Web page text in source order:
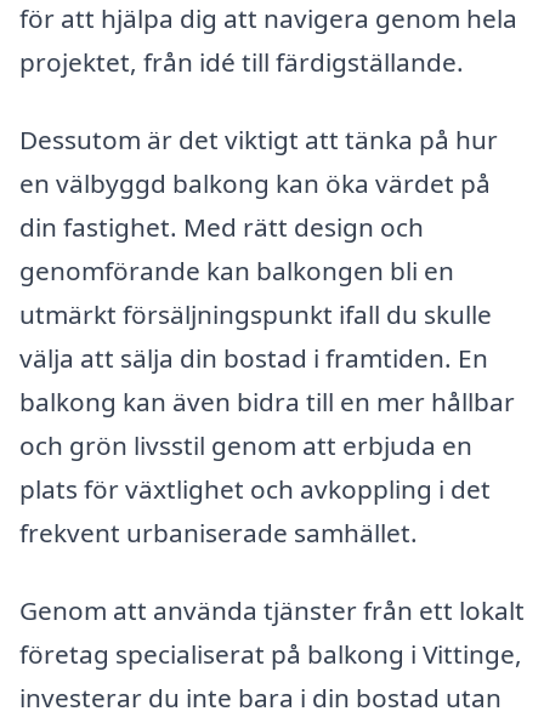
för att hjälpa dig att navigera genom hela
projektet, från idé till färdigställande.
Dessutom är det viktigt att tänka på hur
en välbyggd balkong kan öka värdet på
din fastighet. Med rätt design och
genomförande kan balkongen bli en
utmärkt försäljningspunkt ifall du skulle
välja att sälja din bostad i framtiden. En
balkong kan även bidra till en mer hållbar
och grön livsstil genom att erbjuda en
plats för växtlighet och avkoppling i det
frekvent urbaniserade samhället.
Genom att använda tjänster från ett lokalt
företag specialiserat på balkong i Vittinge,
investerar du inte bara i din bostad utan